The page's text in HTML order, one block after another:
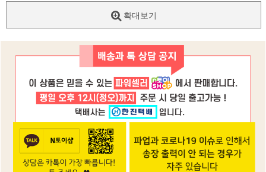
확대보기